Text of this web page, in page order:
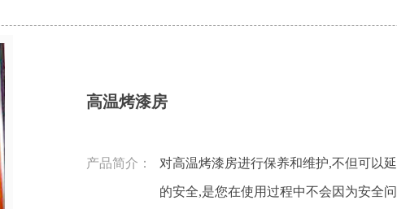
高温烤漆房
产品简介： 对高温烤漆房进行保养和维护,不但可以
的安全,是您在使用过程中不会因为安全